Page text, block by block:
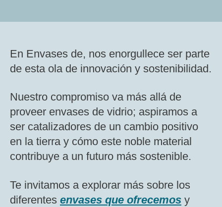
En Envases de, nos enorgullece ser parte
de esta ola de innovación y sostenibilidad.
Nuestro compromiso va más allá de
proveer envases de vidrio; aspiramos a
ser catalizadores de un cambio positivo
en la tierra y cómo este noble material
contribuye a un futuro más sostenible.
Te invitamos a explorar más sobre los
diferentes envases que ofrecemos y